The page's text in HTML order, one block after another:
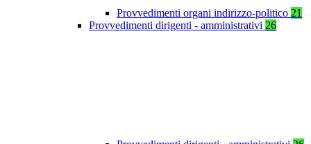
Provvedimenti organi indirizzo-politico 21
Provvedimenti dirigenti - amministrativi 26